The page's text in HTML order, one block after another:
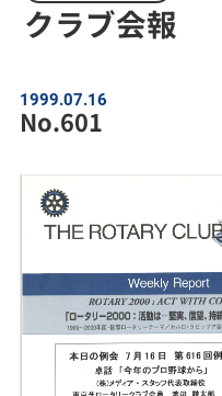
クラブ会報
1999.07.16
No.601